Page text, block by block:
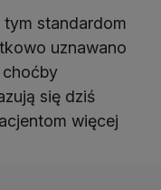
tym standardom
uznawano
choćby
się dziś
więcej